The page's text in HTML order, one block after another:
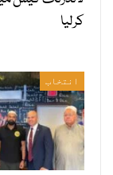
کرلیا
انتخاب